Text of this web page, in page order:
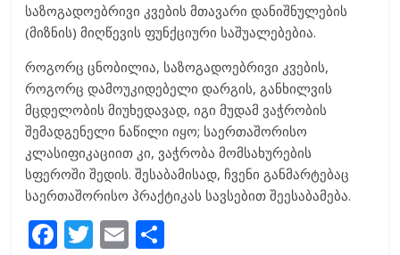
საზოგადოებრივი კვების მთავარი დანიშნულების
(მიზნის) მიღწევის ფუნქციური საშუალებებია.
როგორც ცნობილია, საზოგადოებრივი კვების,
როგორც დამოუკიდებელი დარგის, განხილვის
მცდელობის მიუხედავად, იგი მუდამ ვაჭრობის
შემადგენელი ნაწილი იყო; საერთაშორისო
კლასიფიკაციით კი, ვაჭრობა მომსახურების
სფეროში შედის. შესაბამისად, ჩვენი განმარტებაც
საერთაშორისო პრაქტიკას სავსებით შეესაბამება.
F T E